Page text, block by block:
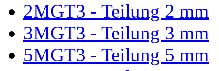
2MGT3 - Teilung 2 mm
3MGT3 - Teilung 3 mm
5MGT3 - Teilung 5 mm